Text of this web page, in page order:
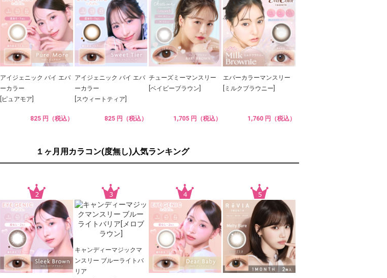
アイジェニック バイ エバ
ーカラー
[ピュアモア]
825 円（税込）
アイジェニック バイ エバ
ーカラー
[スウィートティア]
825 円（税込）
チューズミーマンスリー
[ベイビーブラウン]
1,705 円（税込）
エバーカラーマンスリー
[ミルクブラウニー]
1,760 円（税込）
１ヶ月用カラコン(度無し)人気ランキング
キャンディーマジックマ
ンスリー ブルーライトバ
リア